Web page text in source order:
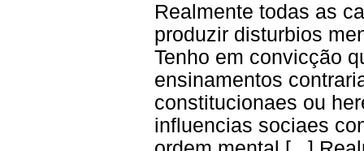
Realmente todas as
produzir disturbios
Tenho em convicção
ensinamentos
constitucionaes ou
influencias sociaes